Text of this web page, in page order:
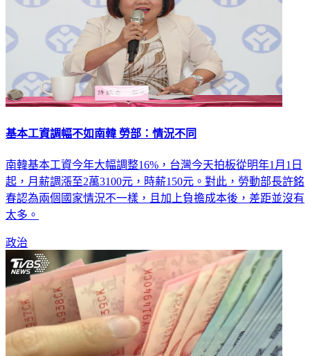
基本工資調幅不如南韓 勞部：情況不同
南韓基本工資今年大幅調整16%，台灣今天拍板從明年1月1日
起，月薪調漲至2萬3100元，時薪150元。對此，勞動部長許銘
春認為兩個國家情況不一樣，且加上負擔成本後，差距並沒有
太多。
政治